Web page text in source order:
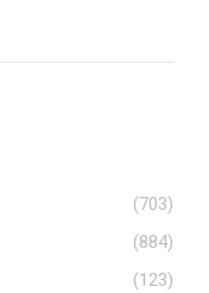
(703)
(884)
(123)